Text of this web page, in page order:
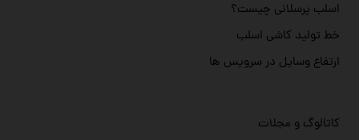
کاتالوگ و مجلات
اسلب پرسلانی چیست؟
خط تولید کاشی اسلب
ارتفاع وسایل در سرویس ها